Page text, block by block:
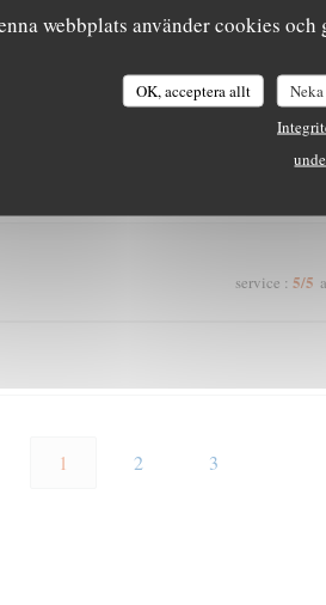
webbplats använder cookies
OK, acceptera allt
service:5/5
service : 5/5
1 2 3